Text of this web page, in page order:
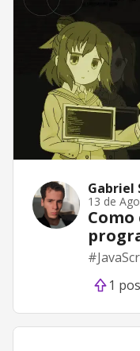
Gabriel
13 de
#
1